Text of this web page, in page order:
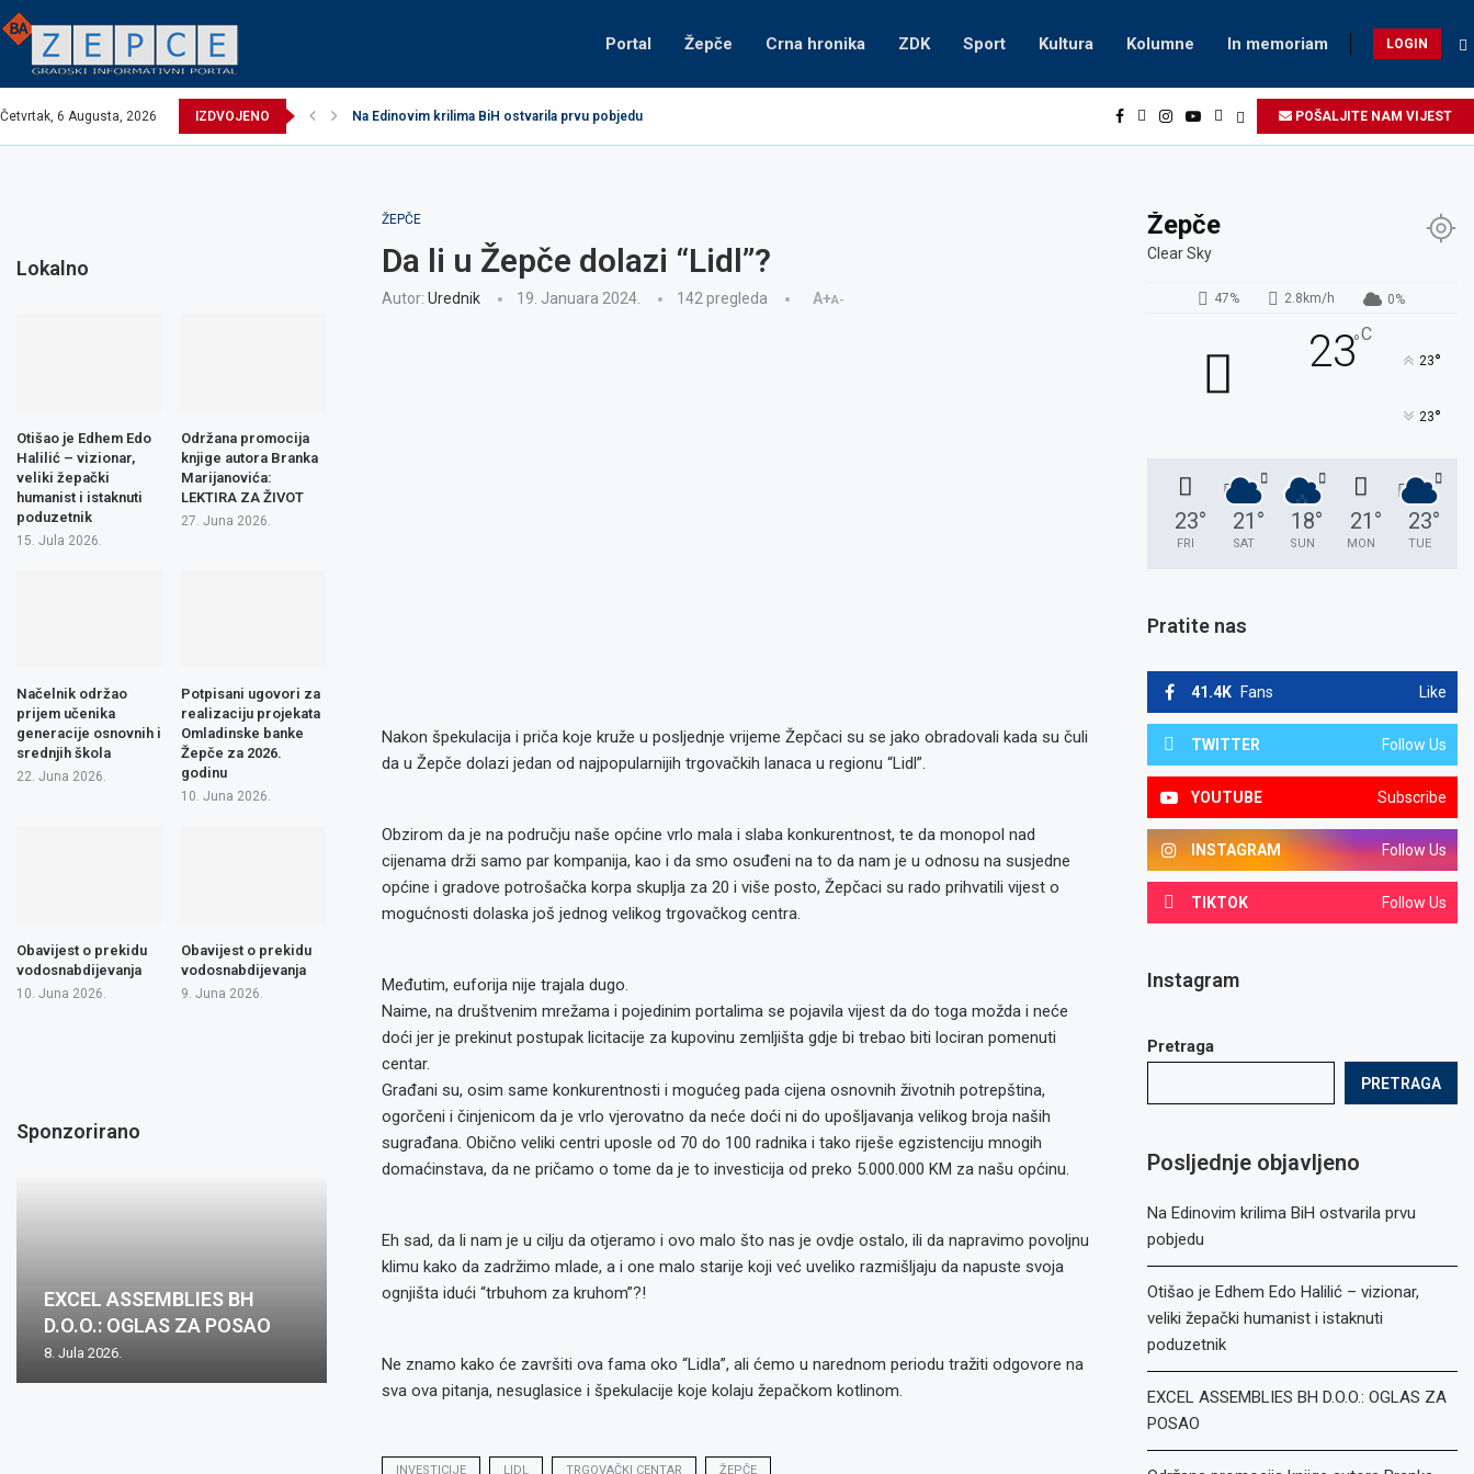
Portal Žepče Crna hronika ZDK Sport Kultura Kolumne In memoriam LOGIN
Četvrtak, 6 Augusta, 2026 IZDVOJENO Na Edinovim krilima BiH ostvarila prvu pobjedu POŠALJITE NAM VIJEST
ŽEPČE
Da li u Žepče dolazi “Lidl”?
Autor: Urednik 19. Januara 2024. 142 pregleda A+A-
Nakon špekulacija i priča koje kruže u posljednje vrijeme Žepčaci su se jako obradovali kada su čuli
da u Žepče dolazi jedan od najpopularnijih trgovačkih lanaca u regionu “Lidl”.
Obzirom da je na području naše općine vrlo mala i slaba konkurentnost, te da monopol nad
cijenama drži samo par kompanija, kao i da smo osuđeni na to da nam je u odnosu na susjedne
općine i gradove potrošačka korpa skuplja za 20 i više posto, Žepčaci su rado prihvatili vijest o
mogućnosti dolaska još jednog velikog trgovačkog centra.
Međutim, euforija nije trajala dugo.
Naime, na društvenim mrežama i pojedinim portalima se pojavila vijest da do toga možda i neće
doći jer je prekinut postupak licitacije za kupovinu zemljišta gdje bi trebao biti lociran pomenuti
centar.
Građani su, osim same konkurentnosti i mogućeg pada cijena osnovnih životnih potrepština,
ogorčeni i činjenicom da je vrlo vjerovatno da neće doći ni do upošljavanja velikog broja naših
sugrađana. Obično veliki centri uposle od 70 do 100 radnika i tako riješe egzistenciju mnogih
domaćinstava, da ne pričamo o tome da je to investicija od preko 5.000.000 KM za našu općinu.
Eh sad, da li nam je u cilju da otjeramo i ovo malo što nas je ovdje ostalo, ili da napravimo povoljnu
klimu kako da zadržimo mlade, a i one malo starije koji već uveliko razmišljaju da napuste svoja
ognjišta idući “trbuhom za kruhom”?!
Ne znamo kako će završiti ova fama oko “Lidla”, ali ćemo u narednom periodu tražiti odgovore na
sva ova pitanja, nesuglasice i špekulacije koje kolaju žepačkom kotlinom.
INVESTICIJE LIDL TRGOVAČKI CENTAR ŽEPČE
Žepče
Clear Sky
47% 2.8km/h 0%
23°C
23°
23°
23°
FRI
21 °
SAT
18°
SUN
21 °
MON
23°
TUE
Pratite nas
41.4K Fans Like
TWITTER Follow Us
YOUTUBE Subscribe
INSTAGRAM Follow Us
TIKTOK Follow Us
Instagram
Pretraga
PRETRAGA
Posljednje objavljeno
Na Edinovim krilima BiH ostvarila prvu
pobjedu
Otišao je Edhem Edo Halilić – vizionar,
veliki žepački humanist i istaknuti
poduzetnik
EXCEL ASSEMBLIES BH D.O.O.: OGLAS ZA
POSAO
Lokalno
Otišao je Edhem Edo
Halilić – vizionar,
veliki žepački
humanist i istaknuti
poduzetnik
15. Jula 2026.
Održana promocija
knjige autora Branka
Marijanovića:
LEKTIRA ZA ŽIVOT
27. Juna 2026.
Načelnik održao
prijem učenika
generacije osnovnih i
srednjih škola
22. Juna 2026.
Potpisani ugovori za
realizaciju projekata
Omladinske banke
Žepče za 2026.
godinu
10. Juna 2026.
Obavijest o prekidu
vodosnabdijevanja
10. Juna 2026.
Obavijest o prekidu
vodosnabdijevanja
9. Juna 2026.
Sponzorirano
EXCEL ASSEMBLIES BH
D.O.O.: OGLAS ZA POSAO
8. Jula 2026.